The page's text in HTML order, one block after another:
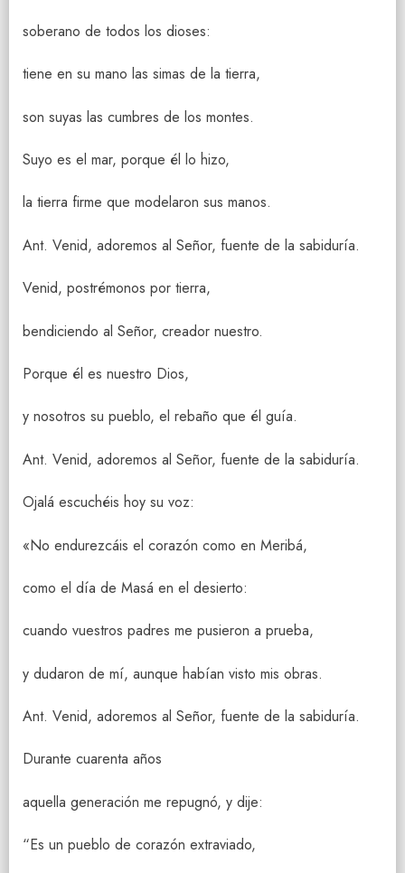
soberano de todos los dioses:
tiene en su mano las simas de la tierra,
son suyas las cumbres de los montes.
Suyo es el mar, porque él lo hizo,
la tierra firme que modelaron sus manos.
Ant. Venid, adoremos al Señor, fuente de la sabiduría.
Venid, postrémonos por tierra,
bendiciendo al Señor, creador nuestro.
Porque él es nuestro Dios,
y nosotros su pueblo, el rebaño que él guía.
Ant. Venid, adoremos al Señor, fuente de la sabiduría.
Ojalá escuchéis hoy su voz:
«No endurezcáis el corazón como en Meribá,
como el día de Masá en el desierto:
cuando vuestros padres me pusieron a prueba,
y dudaron de mí, aunque habían visto mis obras.
Ant. Venid, adoremos al Señor, fuente de la sabiduría.
Durante cuarenta años
aquella generación me repugnó, y dije:
“Es un pueblo de corazón extraviado,